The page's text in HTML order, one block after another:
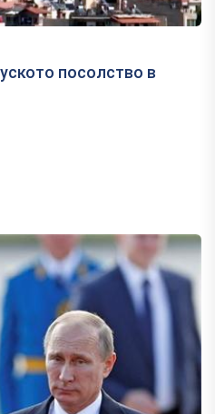
посолство в